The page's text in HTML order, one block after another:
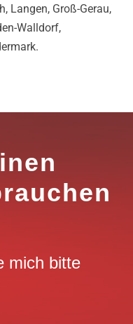
Langen, Groß-Gerau,
Walldorf,
mich bitte